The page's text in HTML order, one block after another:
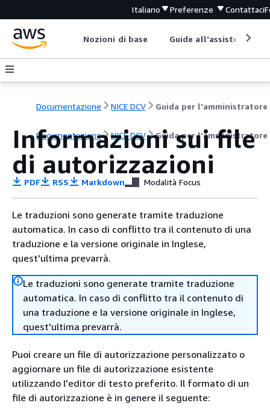
Italiano Preferenze Contattaci
Nozioni di base Guide all'assistenza
Documentazione NICE DCV Guida per l'amministratore
Documentazione NICE DCV Guida per l'amministratore
Informazioni sui file
di autorizzazioni
PDF RSS Markdown Modalità Focus
Le traduzioni sono generate tramite traduzione
automatica. In caso di conflitto tra il contenuto di una
traduzione e la versione originale in Inglese,
quest'ultima prevarrà.
Le traduzioni sono generate tramite traduzione
automatica. In caso di conflitto tra il contenuto di
una traduzione e la versione originale in Inglese,
quest'ultima prevarrà.
Puoi creare un file di autorizzazione personalizzato o
aggiornare un file di autorizzazione esistente
utilizzando l'editor di testo preferito. Il formato di un
file di autorizzazione è in genere il seguente: